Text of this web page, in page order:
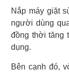
Nắp máy giặt
người dùng
đồng thời tăng
dụng.
Bên cạnh đó,